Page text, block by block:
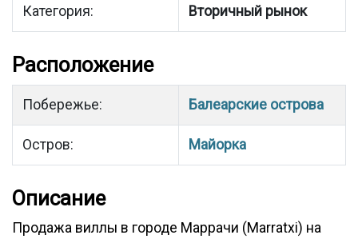
Категория: Вторичный рынок
Расположение
Побережье: Балеарские острова
Остров: Майорка
Описание
Продажа виллы в городе Маррачи (Marratxi) на